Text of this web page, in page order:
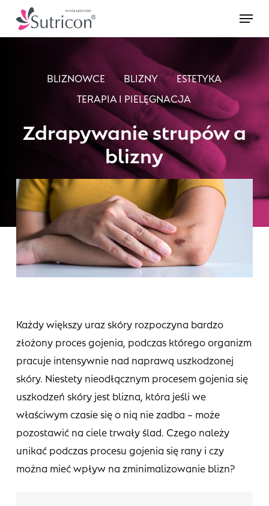
Menu
BLIZNOWCE BLIZNY
ESTETYKA
TERAPIA I PIELĘGNACJA
Zdrapywanie strupów a
blizny
3 marca 2021
Każdy większy uraz skóry rozpoczyna bardzo
złożony proces gojenia, podczas którego organizm
pracuje intensywnie nad naprawą uszkodzonej
skóry. Niestety nieodłącznym procesem gojenia się
uszkodzeń skóry jest blizna, która jeśli we
właściwym czasie się o nią nie zadba – może
pozostawić na ciele trwały ślad. Czego należy
unikać podczas procesu gojenia się rany i czy
można mieć wpływ na zminimalizowanie blizn?